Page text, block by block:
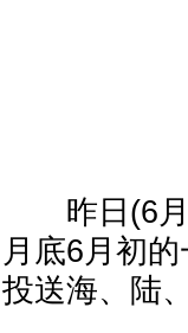
昨日(6月
月底6月初
投送海、陆